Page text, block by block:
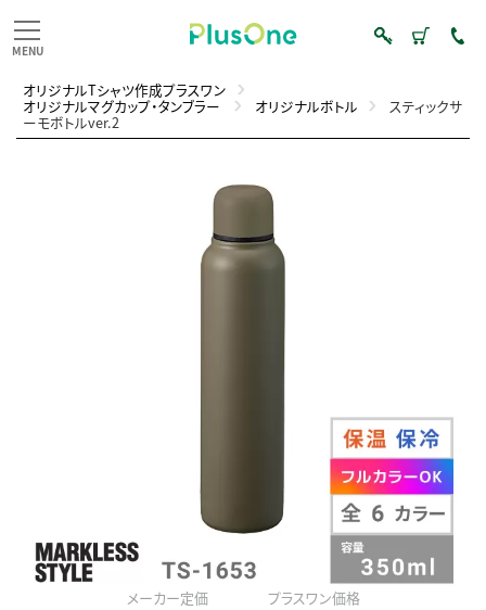
オリジナルTシャツ作成プラスワン
オリジナルマグカップ・タンブラー オリジナルボトル スティックサ
ーモボトルver.2
メーカー定価 プラスワン価格